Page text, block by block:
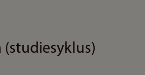
(studiesyklus)